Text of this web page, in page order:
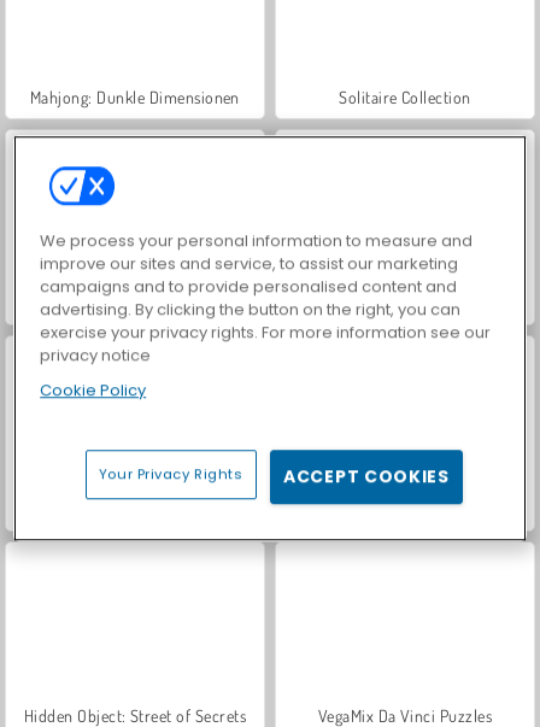
Mahjong: Dunkle Dimensionen Solitaire Collection
Royal Story Blasenschießer extrem
Hidden Object: Street of Secrets VegaMix Da Vinci Puzzles
We process your personal information to measure and
improve our sites and service, to assist our marketing
campaigns and to provide personalised content and
advertising. By clicking the button on the right, you can
exercise your privacy rights. For more information see our
privacy notice
Cookie Policy
Your Privacy Rights ACCEPT COOKIES